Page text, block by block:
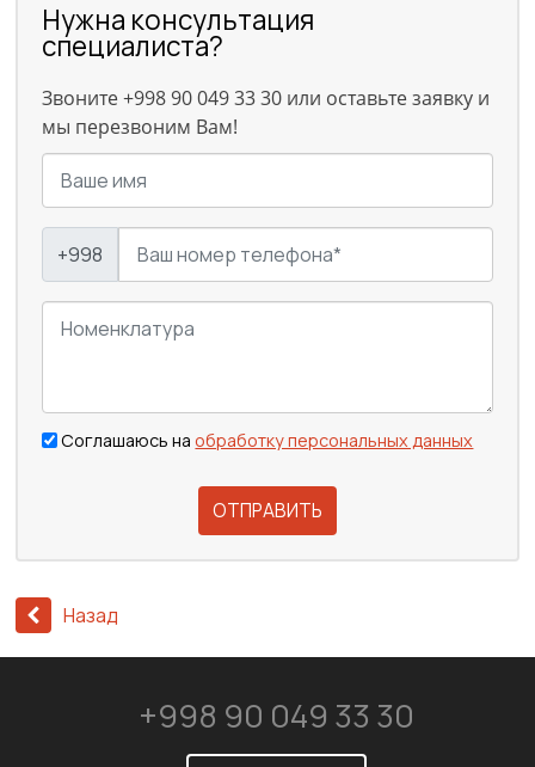
Нужна консультация
специалиста?
Звоните +998 90 049 33 30 или оставьте заявку и
мы перезвоним Вам!
+998
Соглашаюсь наобработку персональных данных
ОТПРАВИТЬ
Назад
+998 90 049 33 30